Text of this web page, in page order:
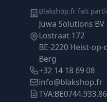
Blakshop.fr fait
Juwa Solutions BV
Lostraat 172
BE-2220 Heist-op-
Berg
+32 14 18 69 08
info@blakshop.fr
TVA: